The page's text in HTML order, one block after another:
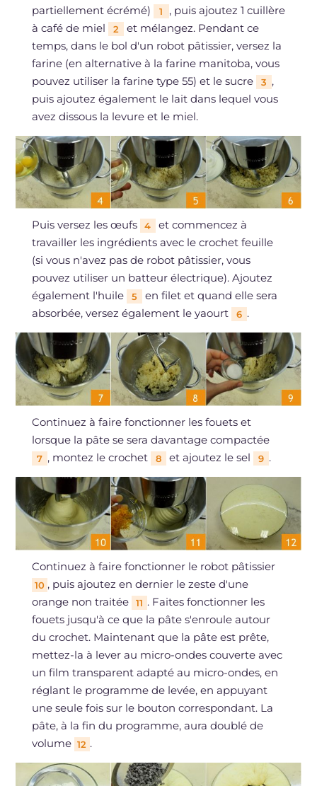
partiellement écrémé)
1
, puis ajoutez 1 cuillère
à café de miel
2
et mélangez. Pendant ce
temps, dans le bol d'un robot pâtissier, versez la
farine (en alternative à la farine manitoba, vous
pouvez utiliser la farine type 55) et le sucre
3 ,
puis ajoutez également le lait dans lequel vous
avez dissous la levure et le miel.
Puis versez les œufs 4
et commencez à
travailler les ingrédients avec le crochet feuille
(si vous n'avez pas de robot pâtissier, vous
pouvez utiliser un batteur électrique). Ajoutez
également l'huile
5
en filet et quand elle sera
absorbée, versez également le yaourt
6 .
Continuez à faire fonctionner les fouets et
lorsque la pâte se sera davantage compactée
7 , montez le crochet 8 et ajoutez le sel 9 .
Continuez à faire fonctionner le robot pâtissier
10 , puis ajoutez en dernier le zeste d'une
orange non traitée
11 . Faites fonctionner les
fouets jusqu'à ce que la pâte s'enroule autour
du crochet. Maintenant que la pâte est prête,
mettez-la à lever au micro-ondes couverte avec
un film transparent adapté au micro-ondes, en
réglant le programme de levée, en appuyant
une seule fois sur le bouton correspondant. La
pâte, à la fin du programme, aura doublé de
volume 12 .